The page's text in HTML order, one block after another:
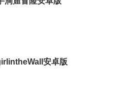
安卓版